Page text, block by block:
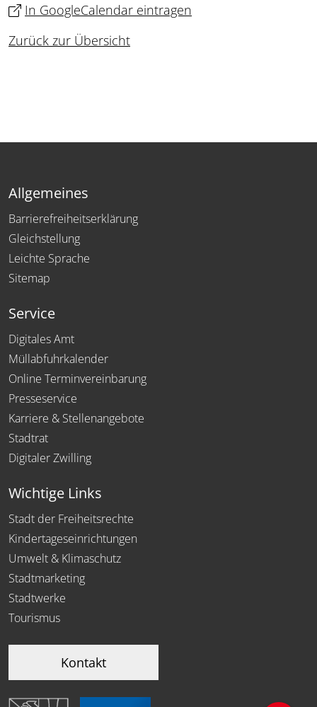
In GoogleCalendar eintragen
Zurück zur Übersicht
Allgemeines
Barrierefreiheitserklärung
Gleichstellung
Leichte Sprache
Sitemap
Service
Digitales Amt
Müllabfuhrkalender
Online Terminvereinbarung
Presseservice
Karriere & Stellenangebote
Stadtrat
Digitaler Zwilling
Wichtige Links
Stadt der Freiheitsrechte
Kindertageseinrichtungen
Umwelt & Klimaschutz
Stadtmarketing
Stadtwerke
Tourismus
Kontakt